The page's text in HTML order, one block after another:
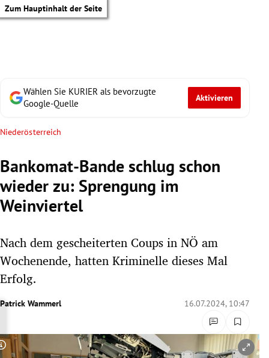
Zum Hauptinhalt der Seite
Untermenü
Untermenü
Untermenü
Wählen Sie KURIER als bevorzugte
Google-Quelle
Aktivieren
Niederösterreich
Bankomat-Bande schlug schon
wieder zu: Sprengung im
Weinviertel
Nach dem gescheiterten Coups in NÖ am
Wochenende, hatten Kriminelle dieses Mal
Erfolg.
Patrick Wammerl 16.07.2024, 10:47
Copyright-Hinweis öffnen/schließen